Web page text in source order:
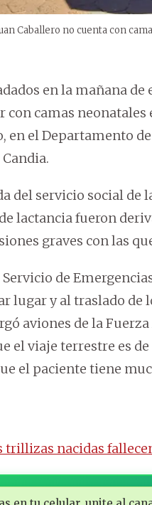
Caballero no cuenta con
en la mañana
con camas
en el Departamento
del servicio social de
lactancia fueron
graves con las
de
lugar y al traslado
aviones de la
el viaje terrestre es
el paciente tiene
trillizas nacidas